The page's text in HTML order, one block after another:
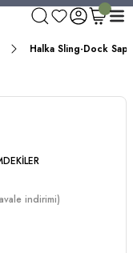
Bedava!
Halka Sling-Dock
indirimi)